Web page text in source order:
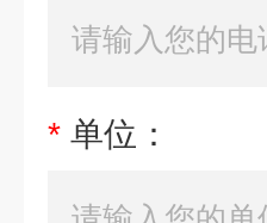
* 单位：